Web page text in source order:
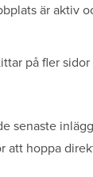
är aktiv
på fler
senaste
att hoppa